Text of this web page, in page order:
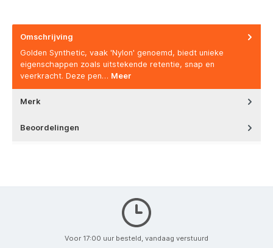
Omschrijving
Golden Synthetic, vaak 'Nylon' genoemd, biedt unieke
eigenschappen zoals uitstekende retentie, snap en
veerkracht. Deze pen… Meer
Merk
Beoordelingen
Voor 17:00 uur besteld, vandaag verstuurd